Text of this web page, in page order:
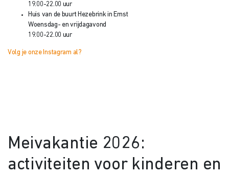
19.00-22.00 uur
Huis van de buurt Hezebrink in Emst
Woensdag- en vrijdagavond
19.00-22.00 uur
Volg je onze Instagram al?
Meivakantie 2026:
activiteiten voor kinderen en